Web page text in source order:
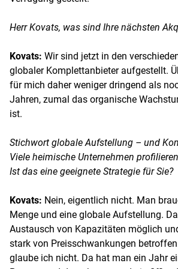
Herr Kovats, was sind Ihre nächsten
Kovats: Wir sind jetzt in den
globaler Komplettanbieter aufgestellt.
für mich daher weniger dringend als
Jahren, zumal das organische
ist.
Stichwort globale Aufstellung – und
Viele heimische Unternehmen
Ist das eine geeignete Strategie für Sie?
Kovats: Nein, eigentlich nicht. Man
Menge und eine globale Aufstellung.
Austausch von Kapazitäten möglich
stark von Preisschwankungen
glaube ich nicht. Da hat man ein Jahr